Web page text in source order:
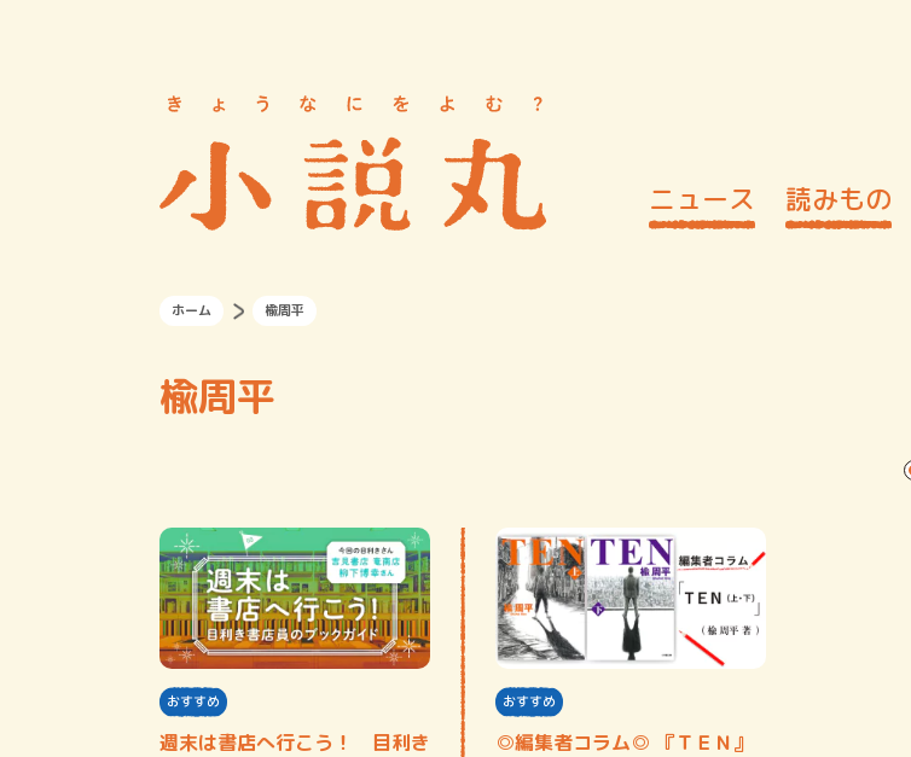
ニュース 読みもの
ホーム 楡周平
楡周平
おすすめ
週末は書店へ行こう！ 目利き
おすすめ
◎編集者コラム◎ 『ＴＥＮ』